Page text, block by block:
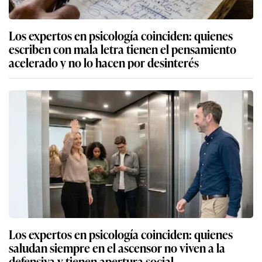
Los expertos en psicología coinciden: quienes
escriben con mala letra tienen el pensamiento
acelerado y no lo hacen por desinterés
Los expertos en psicología coinciden: quienes
saludan siempre en el ascensor no viven a la